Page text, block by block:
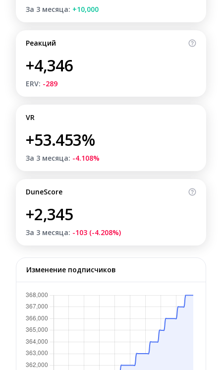
За 3 месяца: +10,000
Реакций
+4,346
ERV: -289
VR
+53.453%
За 3 месяца: -4.108%
DuneScore
+2,345
За 3 месяца: -103 (-4.208%)
Изменение подписчиков